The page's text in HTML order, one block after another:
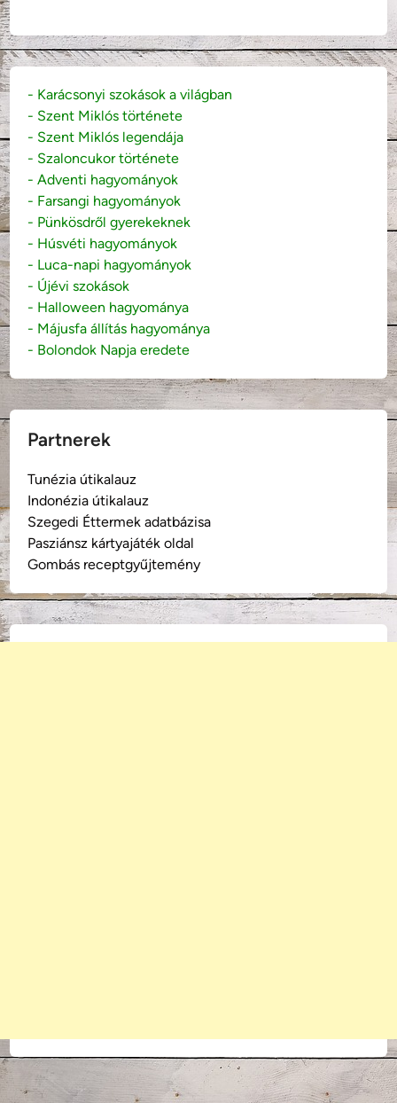
- Karácsonyi szokások a világban
- Szent Miklós története
- Szent Miklós legendája
- Szaloncukor története
- Adventi hagyományok
- Farsangi hagyományok
- Pünkösdről gyerekeknek
- Húsvéti hagyományok
- Luca-napi hagyományok
- Újévi szokások
- Halloween hagyománya
- Májusfa állítás hagyománya
- Bolondok Napja eredete
Partnerek
Tunézia útikalauz
Indonézia útikalauz
Szegedi Éttermek adatbázisa
Pasziánsz kártyajáték oldal
Gombás receptgyűjtemény